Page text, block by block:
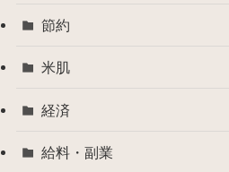
節約
米肌
経済
給料・副業